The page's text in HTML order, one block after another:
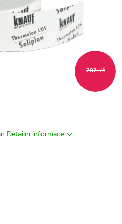
787 Kč
Detailní informace